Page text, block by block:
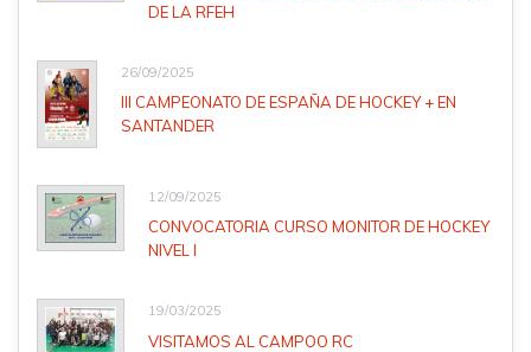
DE LA RFEH
26/09/2025
III CAMPEONATO DE ESPAÑA DE HOCKEY + EN
SANTANDER
12/09/2025
CONVOCATORIA CURSO MONITOR DE HOCKEY
NIVEL I
19/03/2025
VISITAMOS AL CAMPOO RC